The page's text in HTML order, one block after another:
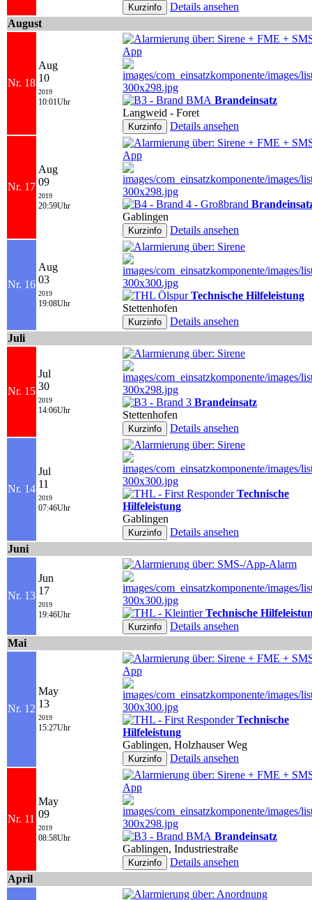
Details ansehen
August
Nr. 18
Aug
10
2019
10:01Uhr
Brandeinsatz
Langweid - Foret
Details ansehen
Nr. 17
Aug
09
2019
20:59Uhr
Gablingen
Details ansehen
Nr. 16
Aug
03
2019
19:08Uhr
Technische Hilfeleistung
Stettenhofen
Details ansehen
Juli
Nr. 15
Jul
30
2019
14:06Uhr
Brandeinsatz
Stettenhofen
Details ansehen
Nr. 14
Jul
11
2019
07:46Uhr
Technische
Hilfeleistung
Gablingen
Details ansehen
Juni
Nr. 13
Jun
17
2019
19:46Uhr
Technische
Details ansehen
Mai
Nr. 12
May
13
2019
15:27Uhr
Technische
Hilfeleistung
Gablingen, Holzhauser Weg
Details ansehen
Nr. 11
May
09
2019
08:58Uhr
Brandeinsatz
Gablingen, Industriestraße
Details ansehen
April